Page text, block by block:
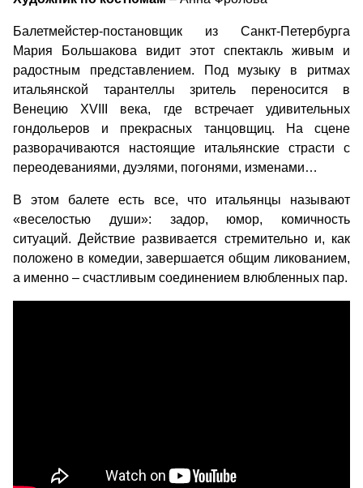
Балетмейстер-постановщик из Санкт-Петербурга
Мария Большакова видит этот спектакль живым и
радостным представлением. Под музыку в ритмах
итальянской тарантеллы зритель переносится в
Венецию XVIII века, где встречает удивительных
гондольеров и прекрасных танцовщиц. На сцене
разворачиваются настоящие итальянские страсти с
переодеваниями, дуэлями, погонями, изменами…
В этом балете есть все, что итальянцы называют
«веселостью души»: задор, юмор, комичность
ситуаций. Действие развивается стремительно и, как
положено в комедии, завершается общим ликованием,
а именно – счастливым соединением влюбленных пар.